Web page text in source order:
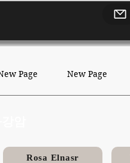
Page New Page
Rosa Elnasr